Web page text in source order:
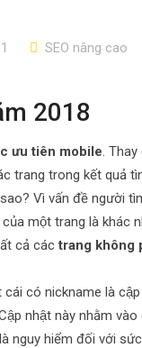
SEO nâng cao
2018
ưu tiên mobile.
trang trong kết quả
Vì vấn đề người
một trang là khác
cả cáctrang không
có nickname là cập
nhật này nhằm
nguy hiểm đối với